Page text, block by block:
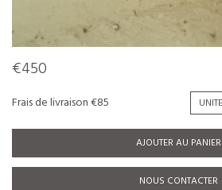
€450
Frais de livraison €85
AJOUTER AU PANIER
NOUS CONTACTER